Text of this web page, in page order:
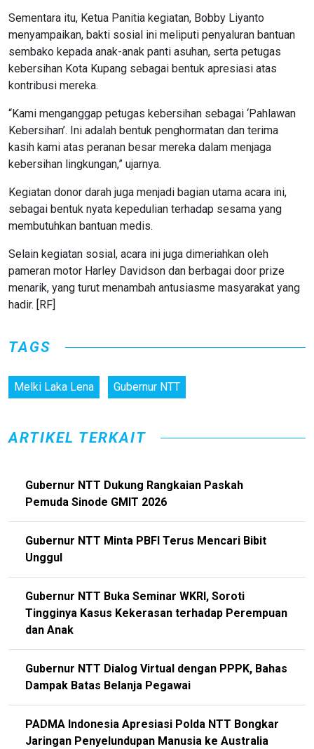
Sementara itu, Ketua Panitia kegiatan, Bobby Liyanto
menyampaikan, bakti sosial ini meliputi penyaluran bantuan
sembako kepada anak-anak panti asuhan, serta petugas
kebersihan Kota Kupang sebagai bentuk apresiasi atas
kontribusi mereka.
“Kami menganggap petugas kebersihan sebagai ‘Pahlawan
Kebersihan’. Ini adalah bentuk penghormatan dan terima
kasih kami atas peranan besar mereka dalam menjaga
kebersihan lingkungan,” ujarnya.
Kegiatan donor darah juga menjadi bagian utama acara ini,
sebagai bentuk nyata kepedulian terhadap sesama yang
membutuhkan bantuan medis.
Selain kegiatan sosial, acara ini juga dimeriahkan oleh
pameran motor Harley Davidson dan berbagai door prize
menarik, yang turut menambah antusiasme masyarakat yang
hadir. [RF]
TAGS
Melki Laka Lena Gubernur NTT
ARTIKEL TERKAIT
Gubernur NTT Dukung Rangkaian Paskah
Pemuda Sinode GMIT 2026
Gubernur NTT Minta PBFI Terus Mencari Bibit
Unggul
Gubernur NTT Buka Seminar WKRI, Soroti
Tingginya Kasus Kekerasan terhadap Perempuan
dan Anak
Gubernur NTT Dialog Virtual dengan PPPK, Bahas
Dampak Batas Belanja Pegawai
PADMA Indonesia Apresiasi Polda NTT Bongkar
Jaringan Penyelundupan Manusia ke Australia